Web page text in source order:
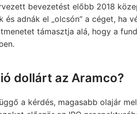
bevezetést előbb 2018
adnák el „olcsón” a céget, ha
támasztja alá, hogy a
dollárt az Aramco?
a kérdés, magasabb olajár